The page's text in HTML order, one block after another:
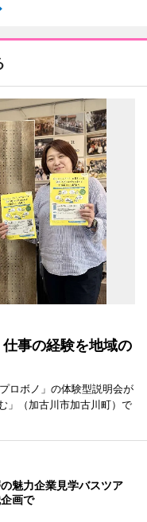
事の経験を地域の
ロボノ」の体験型説明会が
」（加古川市加古川町）で
魅力企業見学バスツア
画で